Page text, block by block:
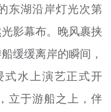
+
东湖沿岸灯光次第
影幕布。晚风裹挟
缓缓离岸的瞬间，
水上演艺正式开
立于游船之上，伴